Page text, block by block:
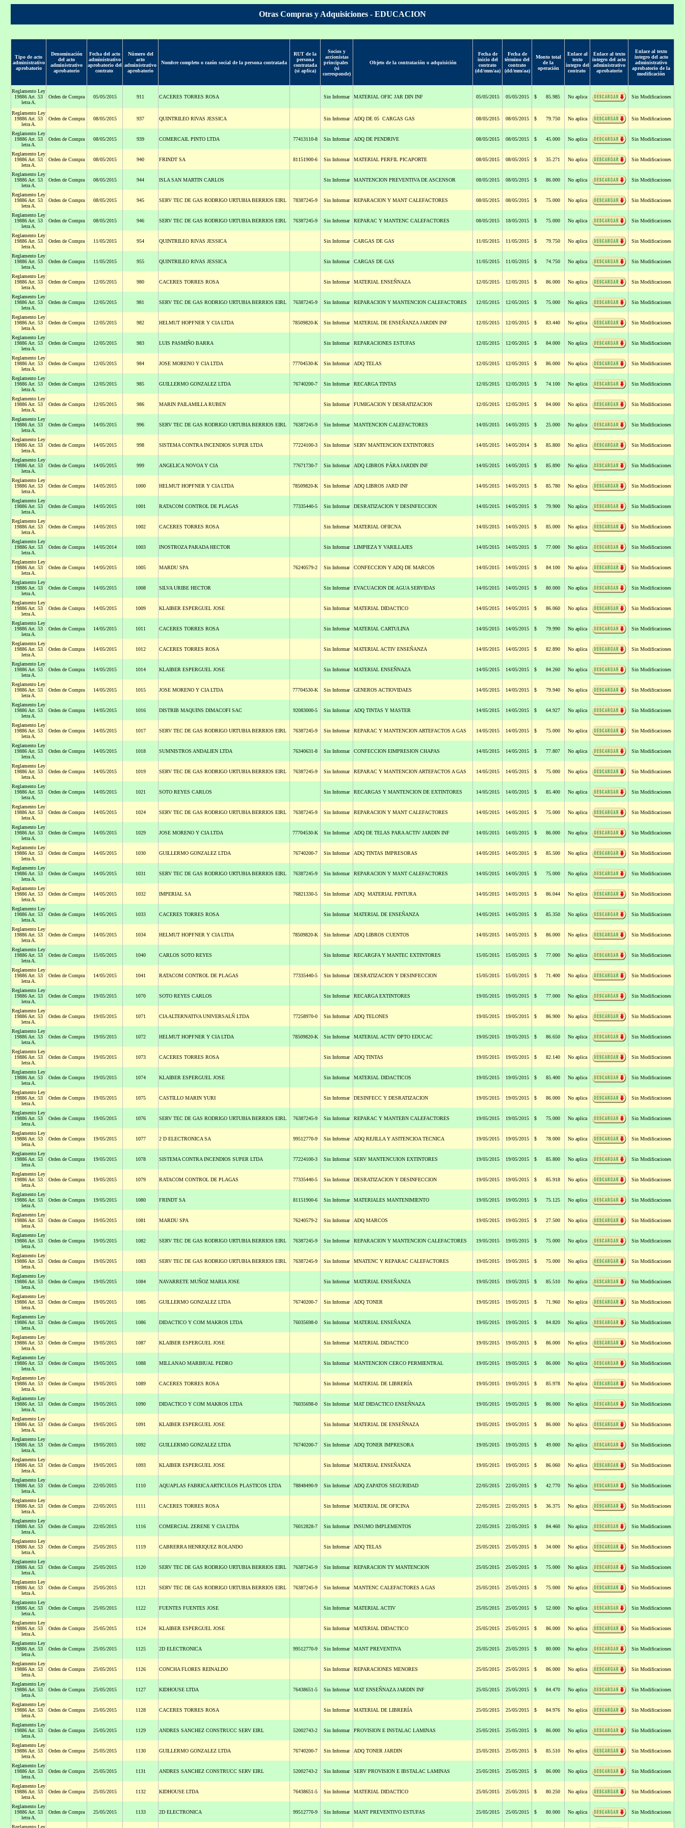
Otras Compras y Adquisiciones - EDUCACION
Tipo de acto
administrativo
aprobatorio
Denominación
del acto
administrativo
aprobatorio
Fecha del acto
administrativo
aprobatorio del
contrato
Número del
acto
administrativo
aprobatorio
Nombre completo o razón social de la persona contratada
RUT de la
persona
contratada
(si aplica)
Socios y
accionistas
principales
(si
corresponde)
Objeto de la contratación o adquisición
Fecha de
inicio del
contrato
(dd/mm/aa)
Fecha de
término del
contrato
(dd/mm/aa)
Monto total
de la
operación
Enlace al
texto
integro del
contrato
Enlace al texto
integro del acto
administrativo
aprobatorio
Enlace al texto
integro del acto
administrativo
aprobatorio de la
modificación
Reglamento Ley
19886 Art. 53
letra A.
Orden de Compra 05/05/2015 911 CACERES TORRES ROSA Sin Informar MATERIAL OFIC JAR DIN INF 05/05/2015 05/05/2015 $ 85.985 No aplica Sin Modificaciones
Reglamento Ley
19886 Art. 53
letra A.
Orden de Compra 08/05/2015 937 QUINTRILEO RIVAS JESSICA Sin Informar ADQ DE 05 CARGAS GAS 08/05/2015 08/05/2015 $ 79.750 No aplica Sin Modificaciones
Reglamento Ley
19886 Art. 53
letra A.
Orden de Compra 08/05/2015 939 COMERCAIL PINTO LTDA 77413110-8 Sin Informar ADQ DE PENDRIVE 08/05/2015 08/05/2015 $ 45.000 No aplica Sin Modificaciones
Reglamento Ley
19886 Art. 53
letra A.
Orden de Compra 08/05/2015 940 FRINDT SA 81151900-6 Sin Informar MATERIAL PERFIL PICAPORTE 08/05/2015 08/05/2015 $ 35.271 No aplica Sin Modificaciones
Reglamento Ley
19886 Art. 53
letra A.
Orden de Compra 08/05/2015 944 ISLA SAN MARTIN CARLOS Sin Informar MANTENCION PREVENTIVA DE ASCENSOR 08/05/2015 08/05/2015 $ 86.000 No aplica Sin Modificaciones
Reglamento Ley
19886 Art. 53
letra A.
Orden de Compra 08/05/2015 945 SERV TEC DE GAS RODRIGO URTUBIA BERRIOS EIRL 78387245-9 Sin Informar REPARACION Y MANT CALEFACTORES 08/05/2015 08/05/2015 $ 75.000 No aplica Sin Modificaciones
Reglamento Ley
19886 Art. 53
letra A.
Orden de Compra 08/05/2015 946 SERV TEC DE GAS RODRIGO URTUBIA BERRIOS EIRL 76387245-9 Sin Informar REPARAC Y MANTENC CALEFACTORES 08/05/2015 18/05/2015 $ 75.000 No aplica Sin Modificaciones
Reglamento Ley
19886 Art. 53
letra A.
Orden de Compra 11/05/2015 954 QUINTRILEO RIVAS JESSICA Sin Informar CARGAS DE GAS 11/05/2015 11/05/2015 $ 79.750 No aplica Sin Modificaciones
Reglamento Ley
19886 Art. 53
letra A.
Orden de Compra 11/05/2015 955 QUINTRILEO RIVAS JESSICA Sin Informar CARGAS DE GAS 11/05/2015 11/05/2015 $ 74.750 No aplica Sin Modificaciones
Reglamento Ley
19886 Art. 53
letra A.
Orden de Compra 12/05/2015 980 CACERES TORRES ROSA Sin Informar MATERIAL ENSEÑNAZA 12/05/2015 12/05/2015 $ 86.000 No aplica Sin Modificaciones
Reglamento Ley
19886 Art. 53
letra A.
Orden de Compra 12/05/2015 981 SERV TEC DE GAS RODRIGO URTUBIA BERRIOS EIRL 76387245-9 Sin Informar REPARACION Y MANTENCION CALEFACTORES 12/05/2015 12/05/2015 $ 75.000 No aplica Sin Modificaciones
Reglamento Ley
19886 Art. 53
letra A.
Orden de Compra 12/05/2015 982 HELMUT HOPFNER Y CIA LTDA 78509820-K Sin Informar MATERIAL DE ENSEÑANZA JARDIN INF 12/05/2015 12/05/2015 $ 83.440 No aplica Sin Modificaciones
Reglamento Ley
19886 Art. 53
letra A.
Orden de Compra 12/05/2015 983 LUIS PASMIÑO BARRA Sin Informar REPARACIONES ESTUFAS 12/05/2015 12/05/2015 $ 84.000 No aplica Sin Modificaciones
Reglamento Ley
19886 Art. 53
letra A.
Orden de Compra 12/05/2015 984 JOSE MORENO Y CIA LTDA 77704530-K Sin Informar ADQ TELAS 12/05/2015 12/05/2015 $ 86.000 No aplica Sin Modificaciones
Reglamento Ley
19886 Art. 53
letra A.
Orden de Compra 12/05/2015 985 GUILLERMO GONZALEZ LTDA 76740200-7 Sin Informar RECARGA TINTAS 12/05/2015 12/05/2015 $ 74.100 No aplica Sin Modificaciones
Reglamento Ley
19886 Art. 53
letra A.
Orden de Compra 12/05/2015 986 MARIN PAILAMILLA RUBEN Sin Informar FUMIGACION Y DESRATIZACION 12/05/2015 12/05/2015 $ 84.000 No aplica Sin Modificaciones
Reglamento Ley
19886 Art. 53
letra A.
Orden de Compra 14/05/2015 996 SERV TEC DE GAS RODRIGO URTUBIA BERRIOS EIRL 76387245-9 Sin Informar MANTENCION CALEFACTORES 14/05/2015 14/05/2015 $ 25.000 No aplica Sin Modificaciones
Reglamento Ley
19886 Art. 53
letra A.
Orden de Compra 14/05/2015 998 SISTEMA CONTRA INCENDIOS SUPER LTDA 77224100-3 Sin Informar SERV MANTENCION EXTINTORES 14/05/2015 14/05/2014 $ 85.800 No aplica Sin Modificaciones
Reglamento Ley
19886 Art. 53
letra A.
Orden de Compra 14/05/2015 999 ANGELICA NOVOA Y CIA 77671730-7 Sin Informar ADQ LIBROS PÁRA JARDIN INF 14/05/2015 14/05/2015 $ 85.890 No aplica Sin Modificaciones
Reglamento Ley
19886 Art. 53
letra A.
Orden de Compra 14/05/2015 1000 HELMUT HOPFNER Y CIA LTDA 78509820-K Sin Informar ADQ LIBROS JARD INF 14/05/2015 14/05/2015 $ 85.780 No aplica Sin Modificaciones
Reglamento Ley
19886 Art. 53
letra A.
Orden de Compra 14/05/2015 1001 RATACOM CONTROL DE PLAGAS 77335440-5 Sin Informar DESRATIZACION Y DESINFECCION 14/05/2015 14/05/2015 $ 79.900 No aplica Sin Modificaciones
Reglamento Ley
19886 Art. 53
letra A.
Orden de Compra 14/05/2015 1002 CACERES TORRES ROSA Sin Informar MATERIAL OFIICNA 14/05/2015 14/05/2015 $ 85.000 No aplica Sin Modificaciones
Reglamento Ley
19886 Art. 53
letra A.
Orden de Compra 14/05/2014 1003 INOSTROZA PARADA HECTOR Sin Informar LIMPIEZA Y VARILLAJES 14/05/2015 14/05/2015 $ 77.000 No aplica Sin Modificaciones
Reglamento Ley
19886 Art. 53
letra A.
Orden de Compra 14/05/2015 1005 MARDU SPA 76240579-2 Sin Informar CONFECCION Y ADQ DE MARCOS 14/05/2015 14/05/2015 $ 84.100 No aplica Sin Modificaciones
Reglamento Ley
19886 Art. 53
letra A.
Orden de Compra 14/05/2015 1008 SILVA URIBE HECTOR Sin Informar EVACUACION DE AGUA SERVIDAS 14/05/2015 14/05/2015 $ 80.000 No aplica Sin Modificaciones
Reglamento Ley
19886 Art. 53
letra A.
Orden de Compra 14/05/2015 1009 KLAIBER ESPERGUEL JOSE Sin Informar MATERIAL DIDACTICO 14/05/2015 14/05/2015 $ 86.060 No aplica Sin Modificaciones
Reglamento Ley
19886 Art. 53
letra A.
Orden de Compra 14/05/2015 1011 CACERES TORRES ROSA Sin Informar MATERIAL CARTULINA 14/05/2015 14/05/2015 $ 79.990 No aplica Sin Modificaciones
Reglamento Ley
19886 Art. 53
letra A.
Orden de Compra 14/05/2015 1012 CACERES TORRES ROSA Sin Informar MATERIAL ACTIV ENSEÑANZA 14/05/2015 14/05/2015 $ 82.890 No aplica Sin Modificaciones
Reglamento Ley
19886 Art. 53
letra A.
Orden de Compra 14/05/2015 1014 KLAIBER ESPERGUEL JOSE Sin Informar MATERIAL ENSEÑNAZA 14/05/2015 14/05/2015 $ 84.260 No aplica Sin Modificaciones
Reglamento Ley
19886 Art. 53
letra A.
Orden de Compra 14/05/2015 1015 JOSE MORENO Y CIA LTDA 77704530-K Sin Informar GENEROS ACTIOVIDAES 14/05/2015 14/05/2015 $ 79.940 No aplica Sin Modificaciones
Reglamento Ley
19886 Art. 53
letra A.
Orden de Compra 14/05/2015 1016 DISTRIB MAQUINS DIMACOFI SAC 92083000-5 Sin Informar ADQ TINTAS Y MASTER 14/05/2015 14/05/2015 $ 64.927 No aplica Sin Modificaciones
Reglamento Ley
19886 Art. 53
letra A.
Orden de Compra 14/05/2015 1017 SERV TEC DE GAS RODRIGO URTUBIA BERRIOS EIRL 76387245-9 Sin Informar REPARAC Y MANTENCION ARTEFACTOS A GAS 14/05/2015 14/05/2015 $ 75.000 No aplica Sin Modificaciones
Reglamento Ley
19886 Art. 53
letra A.
Orden de Compra 14/05/2015 1018 SUMNISTROS ANDALIEN LTDA 76340631-8 Sin Informar CONFECCION EIMPRESION CHAPAS 14/05/2015 14/05/2015 $ 77.807 No aplica Sin Modificaciones
Reglamento Ley
19886 Art. 53
letra A.
Orden de Compra 14/05/2015 1019 SERV TEC DE GAS RODRIGO URTUBIA BERRIOS EIRL 76387245-9 Sin Informar REPARAC Y MANTENCION ARTEFACTOS A GAS 14/05/2015 14/05/2015 $ 75.000 No aplica Sin Modificaciones
Reglamento Ley
19886 Art. 53
letra A.
Orden de Compra 14/05/2015 1021 SOTO REYES CARLOS Sin Informar RECARGAS Y MANTENCION DE EXTINTORES 14/05/2015 14/05/2015 $ 85.400 No aplica Sin Modificaciones
Reglamento Ley
19886 Art. 53
letra A.
Orden de Compra 14/05/2015 1024 SERV TEC DE GAS RODRIGO URTUBIA BERRIOS EIRL 76387245-9 Sin Informar REPARACION Y MANT CALEFACTORES 14/05/2015 14/05/2015 $ 75.000 No aplica Sin Modificaciones
Reglamento Ley
19886 Art. 53
letra A.
Orden de Compra 14/05/2015 1029 JOSE MORENO Y CIA LTDA 77704530-K Sin Informar ADQ DE TELAS PARA ACTIV JARDIN INF 14/05/2015 14/05/2015 $ 86.000 No aplica Sin Modificaciones
Reglamento Ley
19886 Art. 53
letra A.
Orden de Compra 14/05/2015 1030 GUILLERMO GONZALEZ LTDA 76740200-7 Sin Informar ADQ TINTAS IMPRESORAS 14/05/2015 14/05/2015 $ 85.500 No aplica Sin Modificaciones
Reglamento Ley
19886 Art. 53
letra A.
Orden de Compra 14/05/2015 1031 SERV TEC DE GAS RODRIGO URTUBIA BERRIOS EIRL 76387245-9 Sin Informar REPARACION Y MANT CALEFACTORES 14/05/2015 14/05/2015 $ 75.000 No aplica Sin Modificaciones
Reglamento Ley
19886 Art. 53
letra A.
Orden de Compra 14/05/2015 1032 IMPERIAL SA 76821330-5 Sin Informar ADQ MATERIAL PINTURA 14/05/2015 14/05/2015 $ 86.044 No aplica Sin Modificaciones
Reglamento Ley
19886 Art. 53
letra A.
Orden de Compra 14/05/2015 1033 CACERES TORRES ROSA Sin Informar MATERIAL DE ENSEÑANZA 14/05/2015 14/05/2015 $ 85.350 No aplica Sin Modificaciones
Reglamento Ley
19886 Art. 53
letra A.
Orden de Compra 14/05/2015 1034 HELMUT HOPFNER Y CIA LTDA 78509820-K Sin Informar ADQ LIBROS CUENTOS 14/05/2015 14/05/2015 $ 86.000 No aplica Sin Modificaciones
Reglamento Ley
19886 Art. 53
letra A.
Orden de Compra 15/05/2015 1040 CARLOS SOTO REYES Sin Informar RECARGFA Y MANTEC EXTINTORES 15/05/2015 15/05/2015 $ 77.000 No aplica Sin Modificaciones
Reglamento Ley
19886 Art. 53
letra A.
Orden de Compra 14/05/2015 1041 RATACOM CONTROL DE PLAGAS 77335440-5 Sin Informar DESRATIZACION Y DESINFECCION 15/05/2015 15/05/2015 $ 71.400 No aplica Sin Modificaciones
Reglamento Ley
19886 Art. 53
letra A.
Orden de Compra 19/05/2015 1070 SOTO REYES CARLOS Sin Informar RECARGA EXTINTORES 19/05/2015 19/05/2015 $ 77.000 No aplica Sin Modificaciones
Reglamento Ley
19886 Art. 53
letra A.
Orden de Compra 19/05/2015 1071 CIA ALTERNATIVA UNIVERSALÑ LTDA 77258970-0 Sin Informar ADQ TELONES 19/05/2015 19/05/2015 $ 86.900 No aplica Sin Modificaciones
Reglamento Ley
19886 Art. 53
letra A.
Orden de Compra 19/05/2015 1072 HELMUT HOPFNER Y CIA LTDA 78509820-K Sin Informar MATERIAL ACTIV DPTO EDUCAC 19/05/2015 19/05/2015 $ 86.650 No aplica Sin Modificaciones
Reglamento Ley
19886 Art. 53
letra A.
Orden de Compra 19/05/2015 1073 CACERES TORRES ROSA Sin Informar ADQ TINTAS 19/05/2015 19/05/2015 $ 82.140 No aplica Sin Modificaciones
Reglamento Ley
19886 Art. 53
letra A.
Orden de Compra 19/05/2015 1074 KLAIBER ESPERGUEL JOSE Sin Informar MATERIAL DIDACTICOS 19/05/2015 19/05/2015 $ 85.400 No aplica Sin Modificaciones
Reglamento Ley
19886 Art. 53
letra A.
Orden de Compra 19/05/2015 1075 CASTILLO MARIN YURI Sin Informar DESINFECC Y DESRATIZACION 19/05/2015 19/05/2015 $ 86.000 No aplica Sin Modificaciones
Reglamento Ley
19886 Art. 53
letra A.
Orden de Compra 19/05/2015 1076 SERV TEC DE GAS RODRIGO URTUBIA BERRIOS EIRL 76387245-9 Sin Informar REPARAC Y MANTEBN CALEFACTORES 19/05/2015 19/05/2015 $ 75.000 No aplica Sin Modificaciones
Reglamento Ley
19886 Art. 53
letra A.
Orden de Compra 19/05/2015 1077 2 D ELECTRONICA SA 99512770-9 Sin Informar ADQ REJILLA Y ASITENCIOA TECNICA 19/05/2015 19/05/2015 $ 78.000 No aplica Sin Modificaciones
Reglamento Ley
19886 Art. 53
letra A.
Orden de Compra 19/05/2015 1078 SISTEMA CONTRA INCENDIOS SUPER LTDA 77224100-3 Sin Informar SERV MANTENCUION EXTINTORES 19/05/2015 19/05/2015 $ 85.800 No aplica Sin Modificaciones
Reglamento Ley
19886 Art. 53
letra A.
Orden de Compra 19/05/2015 1079 RATACOM CONTROL DE PLAGAS 77335440-5 Sin Informar DESRATIZACION Y DESINFECCION 19/05/2015 19/05/2015 $ 85.918 No aplica Sin Modificaciones
Reglamento Ley
19886 Art. 53
letra A.
Orden de Compra 19/05/2015 1080 FRINDT SA 81151900-6 Sin Informar MATERIALES MANTENIMIENTO 19/05/2015 19/05/2015 $ 75.125 No aplica Sin Modificaciones
Reglamento Ley
19886 Art. 53
letra A.
Orden de Compra 19/05/2015 1081 MARDU SPA 76240579-2 Sin Informar ADQ MARCOS 19/05/2015 19/05/2015 $ 27.500 No aplica Sin Modificaciones
Reglamento Ley
19886 Art. 53
letra A.
Orden de Compra 19/05/2015 1082 SERV TEC DE GAS RODRIGO URTUBIA BERRIOS EIRL 76387245-9 Sin Informar REPARACION Y MANTENCION CALEFACTORES 19/05/2015 19/05/2015 $ 75.000 No aplica Sin Modificaciones
Reglamento Ley
19886 Art. 53
letra A.
Orden de Compra 19/05/2015 1083 SERV TEC DE GAS RODRIGO URTUBIA BERRIOS EIRL 76387245-9 Sin Informar MNATENC Y REPARAC CALEFACTORES 19/05/2015 19/05/2015 $ 75.000 No aplica Sin Modificaciones
Reglamento Ley
19886 Art. 53
letra A.
Orden de Compra 19/05/2015 1084 NAVARRETE MUÑOZ MARIA JOSE Sin Informar MATERIAL ENSEÑANZA 19/05/2015 19/05/2015 $ 85.510 No aplica Sin Modificaciones
Reglamento Ley
19886 Art. 53
letra A.
Orden de Compra 19/05/2015 1085 GUILLERMO GONZALEZ LTDA 76740200-7 Sin Informar ADQ TONER 19/05/2015 19/05/2015 $ 71.960 No aplica Sin Modificaciones
Reglamento Ley
19886 Art. 53
letra A.
Orden de Compra 19/05/2015 1086 DIDACTICO Y COM MAKROS LTDA 76035698-0 Sin Informar MATERIAL ENSEÑANZA 19/05/2015 19/05/2015 $ 84.820 No aplica Sin Modificaciones
Reglamento Ley
19886 Art. 53
letra A.
Orden de Compra 19/05/2015 1087 KLAIBER ESPERGUEL JOSE Sin Informar MATERIAL DIDACTICO 19/05/2015 19/05/2015 $ 86.000 No aplica Sin Modificaciones
Reglamento Ley
19886 Art. 53
letra A.
Orden de Compra 19/05/2015 1088 MILLANAO MARIHUAL PEDRO Sin Informar MANTENCION CERCO PERMIENTRAL 19/05/2015 19/05/2015 $ 86.000 No aplica Sin Modificaciones
Reglamento Ley
19886 Art. 53
letra A.
Orden de Compra 19/05/2015 1089 CACERES TORRES ROSA Sin Informar MATERIAL DE LIBRERÍA 19/05/2015 19/05/2015 $ 85.978 No aplica Sin Modificaciones
Reglamento Ley
19886 Art. 53
letra A.
Orden de Compra 19/05/2015 1090 DIDACTICO Y COM MAKROS LTDA 76035698-0 Sin Informar MAT DIDACTICO ENSEÑNAZA 19/05/2015 19/05/2015 $ 86.000 No aplica Sin Modificaciones
Reglamento Ley
19886 Art. 53
letra A.
Orden de Compra 19/05/2015 1091 KLAIBER ESPERGUEL JOSE Sin Informar MATERIAL DE ENSEÑNAZA 19/05/2015 19/05/2015 $ 86.000 No aplica Sin Modificaciones
Reglamento Ley
19886 Art. 53
letra A.
Orden de Compra 19/05/2015 1092 GUILLERMO GONZALEZ LTDA 76740200-7 Sin Informar ADQ TONER IMPRESORA 19/05/2015 19/05/2015 $ 49.000 No aplica Sin Modificaciones
Reglamento Ley
19886 Art. 53
letra A.
Orden de Compra 19/05/2015 1093 KLAIBER ESPERGUEL JOSE Sin Informar MATERIAL ENSEÑANZA 19/05/2015 19/05/2015 $ 86.060 No aplica Sin Modificaciones
Reglamento Ley
19886 Art. 53
letra A.
Orden de Compra 22/05/2015 1110 AQUAPLAS FABRICA ARTICULOS PLASTICOS LTDA 78848490-9 Sin Informar ADQ ZAPATOS SEGURIDAD 22/05/2015 22/05/2015 $ 42.770 No aplica Sin Modificaciones
Reglamento Ley
19886 Art. 53
letra A.
Orden de Compra 22/05/2015 1111 CACERES TORRES ROSA Sin Informar MATERIAL DE OFICINA 22/05/2015 22/05/2015 $ 36.375 No aplica Sin Modificaciones
Reglamento Ley
19886 Art. 53
letra A.
Orden de Compra 22/05/2015 1116 COMERCIAL ZERENE Y CIA LTDA 76012828-7 Sin Informar INSUMO IMPLEMENTOS 22/05/2015 22/05/2015 $ 84.460 No aplica Sin Modificaciones
Reglamento Ley
19886 Art. 53
letra A.
Orden de Compra 25/05/2015 1119 CABRERRA HENRIQUEZ ROLANDO Sin Informar ADQ TELAS 25/05/2015 25/05/2015 $ 34.000 No aplica Sin Modificaciones
Reglamento Ley
19886 Art. 53
letra A.
Orden de Compra 25/05/2015 1120 SERV TEC DE GAS RODRIGO URTUBIA BERRIOS EIRL 76387245-9 Sin Informar REPARACION TY MANTENCION 25/05/2015 25/05/2015 $ 75.000 No aplica Sin Modificaciones
Reglamento Ley
19886 Art. 53
letra A.
Orden de Compra 25/05/2015 1121 SERV TEC DE GAS RODRIGO URTUBIA BERRIOS EIRL 76387245-9 Sin Informar MANTENC CALEFACTORES A GAS 25/05/2015 25/05/2015 $ 75.000 No aplica Sin Modificaciones
Reglamento Ley
19886 Art. 53
letra A.
Orden de Compra 25/05/2015 1122 FUENTES FUENTES JOSE Sin Informar MATERIAL ACTIV 25/05/2015 25/05/2015 $ 52.000 No aplica Sin Modificaciones
Reglamento Ley
19886 Art. 53
letra A.
Orden de Compra 25/05/2015 1124 KLAIBER ESPERGUEL JOSE Sin Informar MATERIAL DIDACTICO 25/05/2015 25/05/2015 $ 86.000 No aplica Sin Modificaciones
Reglamento Ley
19886 Art. 53
letra A.
Orden de Compra 25/05/2015 1125 2D ELECTRONICA 99512770-9 Sin Informar MANT PREVENTIVA 25/05/2015 25/05/2015 $ 80.000 No aplica Sin Modificaciones
Reglamento Ley
19886 Art. 53
letra A.
Orden de Compra 25/05/2015 1126 CONCHA FLORES REINALDO Sin Informar REPARACIONES MENORES 25/05/2015 25/05/2015 $ 86.000 No aplica Sin Modificaciones
Reglamento Ley
19886 Art. 53
letra A.
Orden de Compra 25/05/2015 1127 KIDHOUSE LTDA 76438651-5 Sin Informar MAT ENSEÑNAZA JARDIN INF 25/05/2015 25/05/2015 $ 84.470 No aplica Sin Modificaciones
Reglamento Ley
19886 Art. 53
letra A.
Orden de Compra 25/05/2015 1128 CACERES TORRES ROSA Sin Informar MATERIAL DE LIBRERÍA 25/05/2015 25/05/2015 $ 84.976 No aplica Sin Modificaciones
Reglamento Ley
19886 Art. 53
letra A.
Orden de Compra 25/05/2015 1129 ANDRES SANCHEZ CONSTRUCC SERV EIRL 52002743-2 Sin Informar PROVISION E INSTALAC LAMINAS 25/05/2015 25/05/2015 $ 86.000 No aplica Sin Modificaciones
Reglamento Ley
19886 Art. 53
letra A.
Orden de Compra 25/05/2015 1130 GUILLERMO GONZALEZ LTDA 76740200-7 Sin Informar ADQ TONER JARDIN 25/05/2015 25/05/2015 $ 85.510 No aplica Sin Modificaciones
Reglamento Ley
19886 Art. 53
letra A.
Orden de Compra 25/05/2015 1131 ANDRES SANCHEZ CONSTRUCC SERV EIRL 52002743-2 Sin Informar SERV PROVISION E IBSTALAC LAMINAS 25/05/2015 25/05/2015 $ 86.000 No aplica Sin Modificaciones
Reglamento Ley
19886 Art. 53
letra A.
Orden de Compra 25/05/2015 1132 KIDHOUSE LTDA 76438651-5 Sin Informar MATERIAL DIDACTICO 25/05/2015 25/05/2015 $ 80.250 No aplica Sin Modificaciones
Reglamento Ley
19886 Art. 53
letra A.
Orden de Compra 25/05/2015 1133 2D ELECTRONICA 99512770-9 Sin Informar MANT PREVENTIVO ESTUFAS 25/05/2015 25/05/2015 $ 80.000 No aplica Sin Modificaciones
Reglamento Ley